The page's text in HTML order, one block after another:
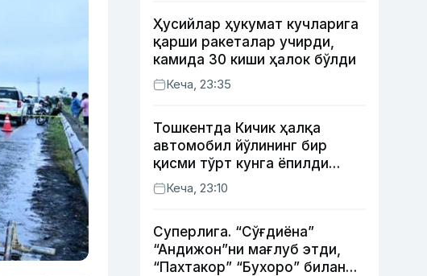
Ҳусийлар ҳукумат кучларига
қарши ракеталар учирди,
камида 30 киши ҳалок бўлди
Кеча, 23:35
Тошкентда Кичик ҳалқа
автомобил йўлининг бир
қисми тўрт кунга ёпилди
(харита)
Кеча, 23:10
Суперлига. “Сўғдиёна”
“Андижон”ни мағлуб этди,
“Пахтакор” “Бухоро” билан